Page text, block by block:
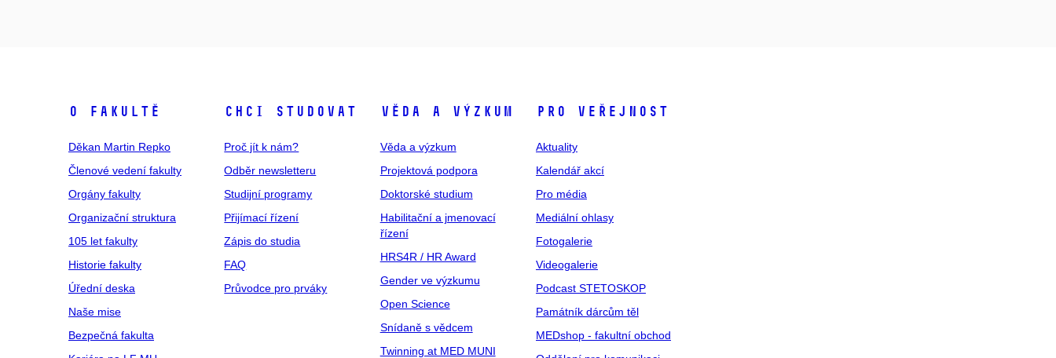
O fakultě
Děkan Martin Repko
Členové vedení fakulty
Orgány fakulty
Organizační struktura
105 let fakulty
Historie fakulty
Úřední deska
Naše mise
Bezpečná fakulta
Chci studovat
Proč jít k nám?
Odběr newsletteru
Studijní programy
Přijímací řízení
Zápis do studia
FAQ
Průvodce pro prváky
Věda a výzkum
Věda a výzkum
Projektová podpora
Doktorské studium
Habilitační a jmenovací
řízení
HRS4R / HR Award
Gender ve výzkumu
Open Science
Snídaně s vědcem
Twinning at MED MUNI
Pro veřejnost
Aktuality
Kalendář akcí
Pro média
Mediální ohlasy
Fotogalerie
Videogalerie
Podcast STETOSKOP
Památník dárcům těl
MEDshop - fakultní obchod